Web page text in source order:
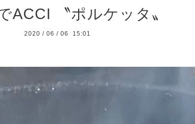
ACCI 〝ポルケッタ〟
2020 / 06 / 06 15:01